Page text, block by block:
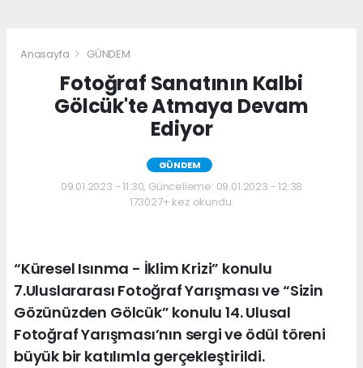
Anasayfa GÜNDEM
Fotoğraf Sanatının Kalbi
Gölcük'te Atmaya Devam
Ediyor
GÜNDEM
09.01.2023 - 11:30, Güncelleme: 09.01.2023 - 12:38
173027+ kez okundu.
“Küresel Isınma - İklim Krizi” konulu
7.Uluslararası Fotoğraf Yarışması ve “Sizin
Gözünüzden Gölcük” konulu 14. Ulusal
Fotoğraf Yarışması’nın sergi ve ödül töreni
büyük bir katılımla gerçekleştirildi.